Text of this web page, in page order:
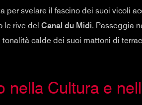
per svelare il fascino dei suoi vicoli
le rive del Canal du Midi. Passeggia
calde dei suoi mattoni di
nella Cultura e